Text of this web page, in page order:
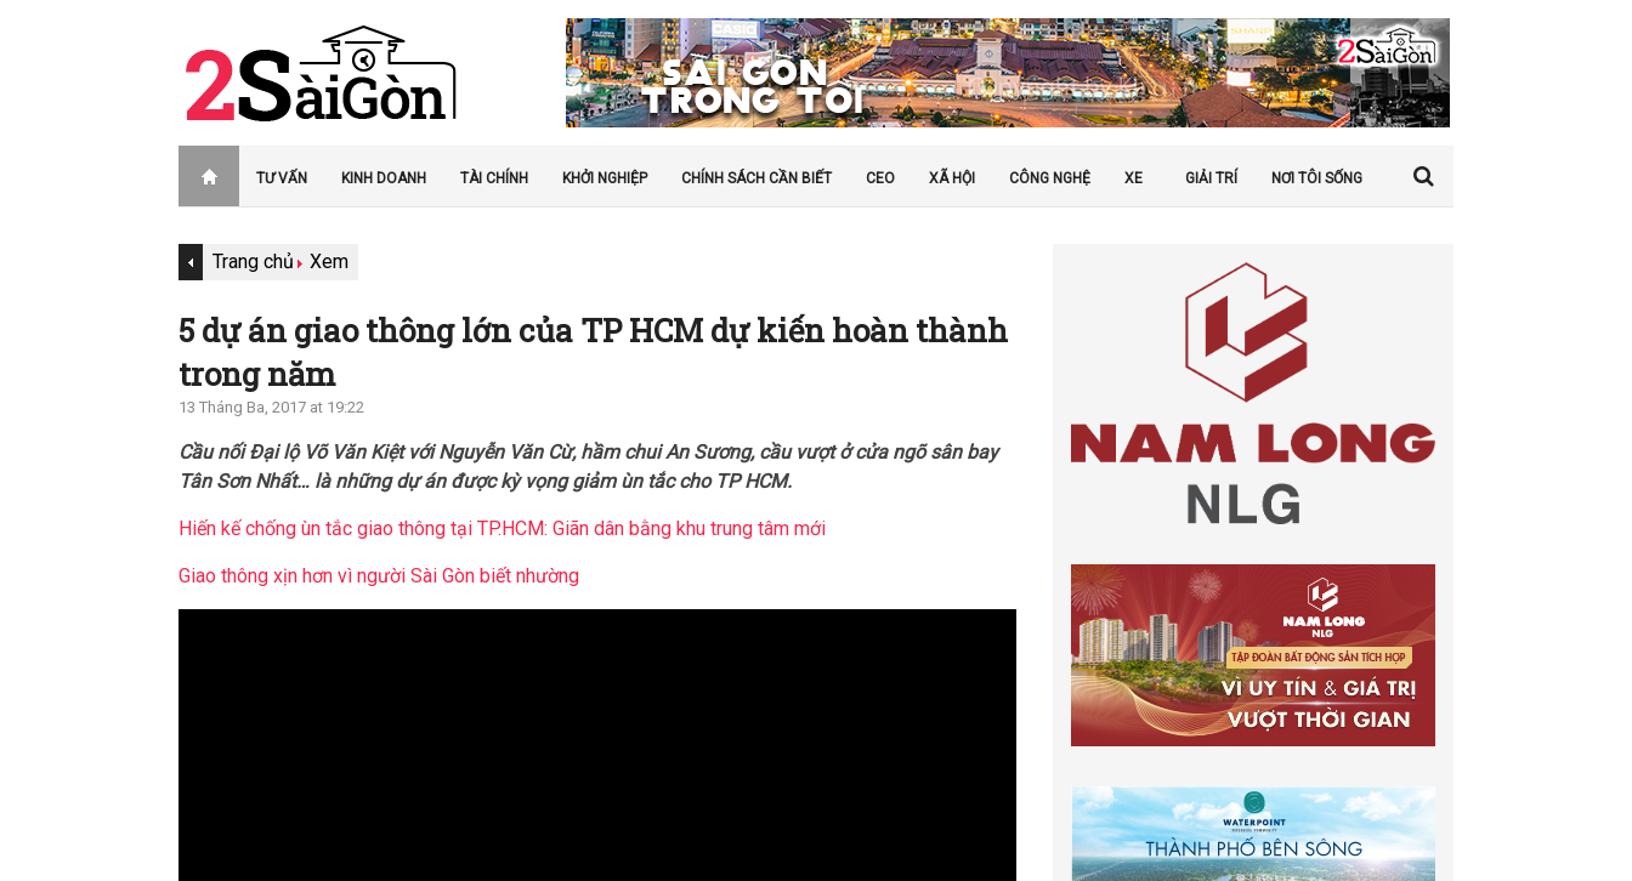
TƯ VẤN KINH DOANH TÀI CHÍNH KHỞI NGHIỆP CHÍNH SÁCH CẦN BIẾT CEO XÃ HỘI CÔNG NGHỆ XE GIẢI TRÍ NƠI TÔI SỐNG
Trang chủ Xem
5 dự án giao thông lớn của TP HCM dự kiến hoàn thành
trong năm
13 Tháng Ba, 2017 at 19:22
Cầu nối Đại lộ Võ Văn Kiệt với Nguyễn Văn Cừ, hầm chui An Sương, cầu vượt ở cửa ngõ sân bay
Tân Sơn Nhất… là những dự án được kỳ vọng giảm ùn tắc cho TP HCM.
Hiến kế chống ùn tắc giao thông tại TP.HCM: Giãn dân bằng khu trung tâm mới
Giao thông xịn hơn vì người Sài Gòn biết nhường